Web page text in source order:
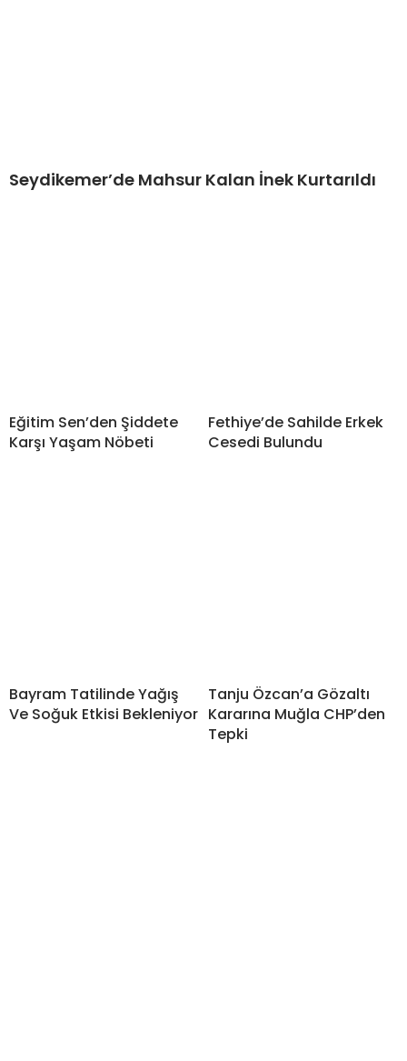
Seydikemer’de Mahsur Kalan İnek Kurtarıldı
Eğitim Sen’den Şiddete
Karşı Yaşam Nöbeti
Fethiye’de Sahilde Erkek
Cesedi Bulundu
Bayram Tatilinde Yağış
Ve Soğuk Etkisi Bekleniyor
Tanju Özcan’a Gözaltı
Kararına Muğla CHP’den
Tepki